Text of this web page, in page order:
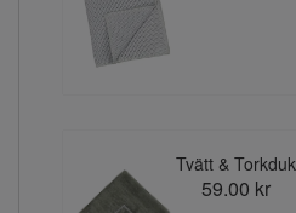
Tvätt & Torkduk
59.00 kr